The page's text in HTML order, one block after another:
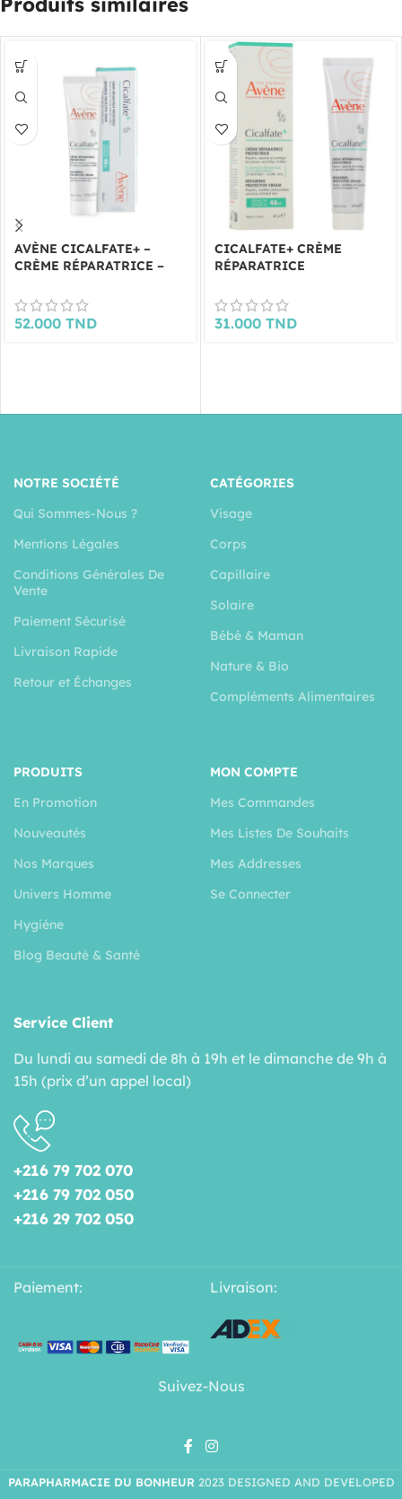
AVÈNE CICALFATE+ –
CRÈME RÉPARATRICE –
52.000 TND
CICALFATE+ CRÈME
RÉPARATRICE
31.000 TND
NOTRE SOCIÉTÉ
Qui Sommes-Nous ?
Mentions Légales
Conditions Générales De
Vente
Paiement Sécurisé
Livraison Rapide
Retour et Échanges
CATÉGORIES
Visage
Corps
Capillaire
Solaire
Bébé & Maman
Nature & Bio
Compléments Alimentaires
PRODUITS
En Promotion
Nouveautés
Nos Marques
Univers Homme
Hygiéne
Blog Beauté & Santé
MON COMPTE
Mes Commandes
Mes Listes De Souhaits
Mes Addresses
Se Connecter
Service Client
Du lundi au samedi de 8h à 19h et le dimanche de 9h à
15h (prix d’un appel local)
+216 79 702 070
+216 79 702 050
+216 29 702 050
Paiement: Livraison:
Suivez-Nous
PARAPHARMACIE DU BONHEUR 2023 DESIGNED AND DEVELOPED